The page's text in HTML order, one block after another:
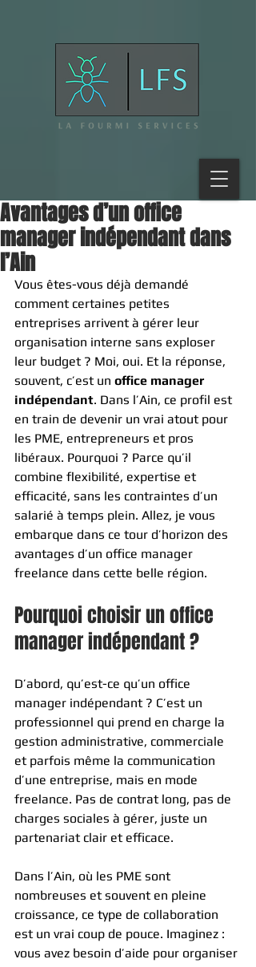
Avantages d’un office
manager indépendant dans
l’Ain
Vous êtes-vous déjà demandé
comment certaines petites
entreprises arrivent à gérer leur
organisation interne sans exploser
leur budget ? Moi, oui. Et la réponse,
souvent, c’est un office manager
indépendant. Dans l’Ain, ce profil est
en train de devenir un vrai atout pour
les PME, entrepreneurs et pros
libéraux. Pourquoi ? Parce qu’il
combine flexibilité, expertise et
efficacité, sans les contraintes d’un
salarié à temps plein. Allez, je vous
embarque dans ce tour d’horizon des
avantages d’un office manager
freelance dans cette belle région.
Pourquoi choisir un office
manager indépendant ?
D’abord, qu’est-ce qu’un office
manager indépendant ? C’est un
professionnel qui prend en charge la
gestion administrative, commerciale
et parfois même la communication
d’une entreprise, mais en mode
freelance. Pas de contrat long, pas de
charges sociales à gérer, juste un
partenariat clair et efficace.
Dans l’Ain, où les PME sont
nombreuses et souvent en pleine
croissance, ce type de collaboration
est un vrai coup de pouce. Imaginez :
vous avez besoin d’aide pour organiser